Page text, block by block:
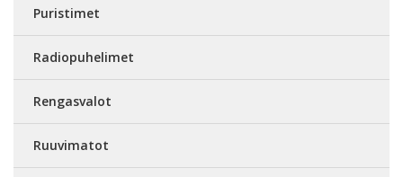
Puristimet
Radiopuhelimet
Rengasvalot
Ruuvimatot